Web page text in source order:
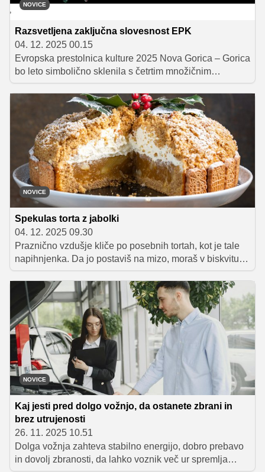
NOVICE
Razsvetljena zaključna slovesnost EPK
04. 12. 2025 00.15
Evropska prestolnica kulture 2025 Nova Gorica – Gorica
bo leto simbolično sklenila s četrtim množičnim
spektaklom Brezmejne božične luči, ki bo tokrat zasijal v
duhu skupnega evropskega sodelovanja. Zaključna
slovesnost bo potekala v soorganizaciji s sedanjimi in
prihodnjimi evropskimi prestolnicami kulture – iz Finske,
Nemčije, Slovaške in našega čezmejnega območja med
Slovenijo in Italijo.
NOVICE
Spekulas torta z jabolki
04. 12. 2025 09.30
Praznično vzdušje kliče po posebnih tortah, kot je tale
napihnjenka. Da jo postaviš na mizo, moraš v biskvitu
izvesti odprti kop, ga zasuti z jabolčnim nadevom,
dokaze pa zakriti s kupolo iz smetane.Po vrhu naneseš
nadrobljen biskvit, vse skupaj pa lično obdaš s spekulas
piškoti.
NOVICE
Kaj jesti pred dolgo vožnjo, da ostanete zbrani in
brez utrujenosti
26. 11. 2025 10.51
Dolga vožnja zahteva stabilno energijo, dobro prebavo
in dovolj zbranosti, da lahko voznik več ur spremlja